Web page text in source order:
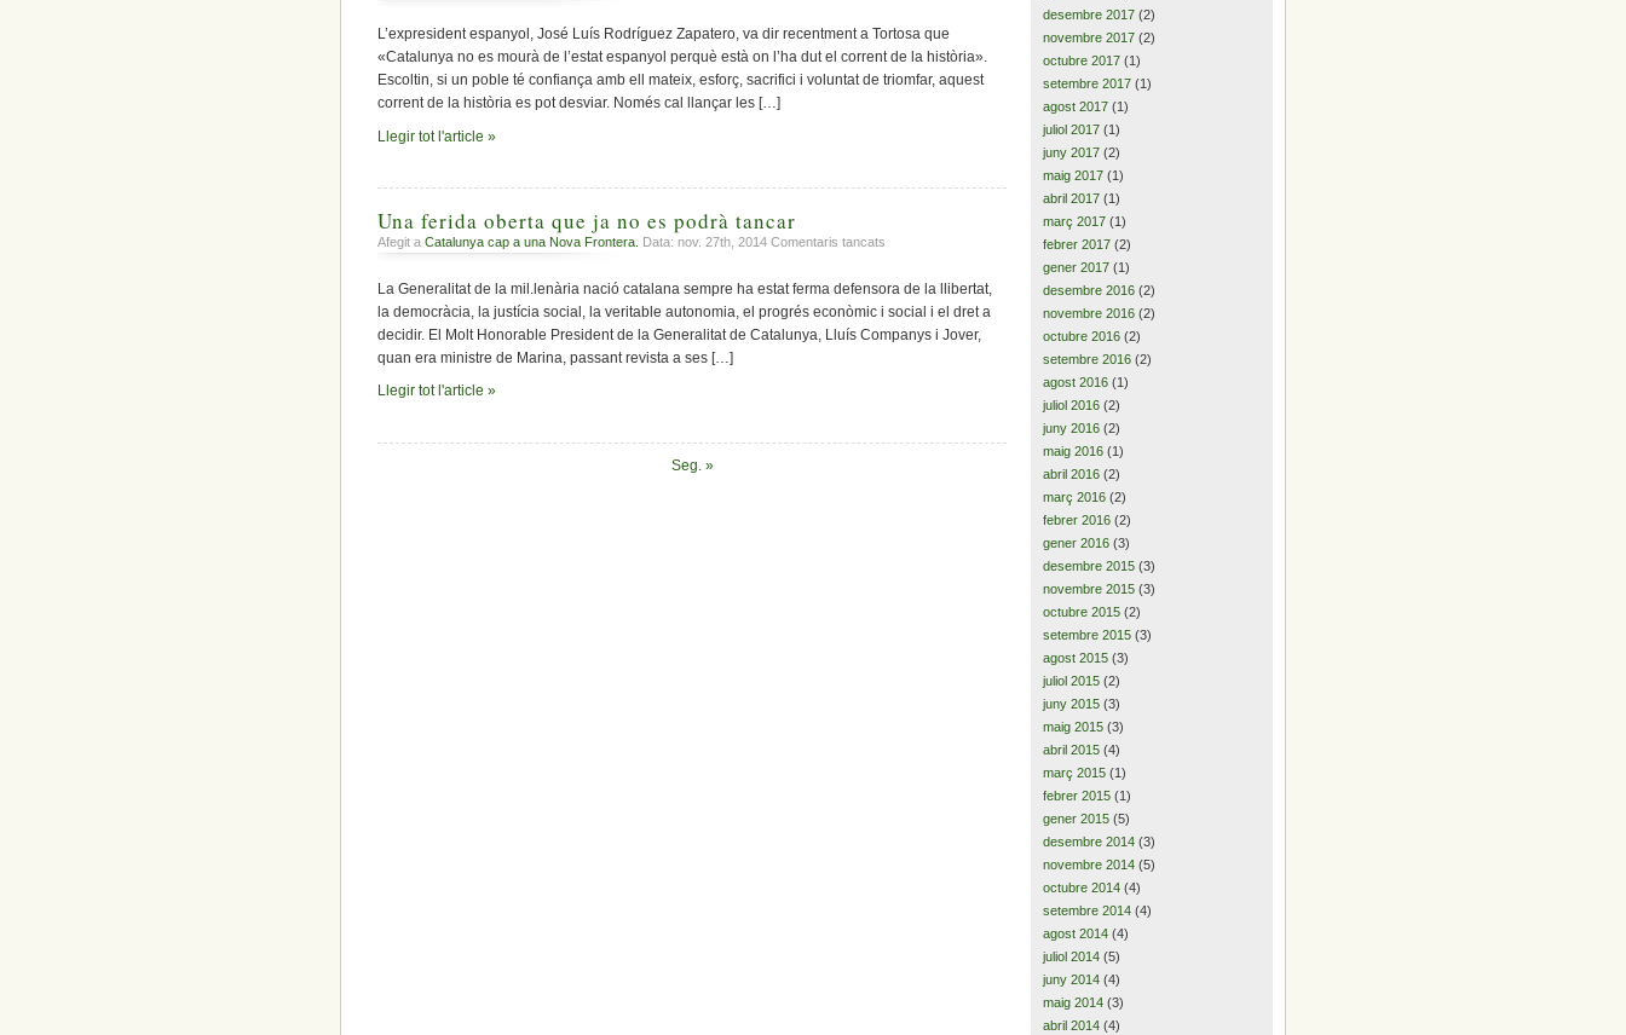
«el
corrent
la
catalana
L’expresident espanyol, José Luís Rodríguez Zapatero, va dir recentment a Tortosa que
«Catalunya no es mourà de l’estat espanyol perquè està on l’ha dut el corrent de la història».
Escoltin, si un poble té confiança amb ell mateix, esforç, sacrifici i voluntat de triomfar, aquest
corrent de la història es pot desviar. Només cal llançar les […]
Llegir tot l'article »
Una ferida oberta que ja no es podrà tancar
Afegit a Catalunya cap a una Nova Frontera. Data: nov. 27th, 2014 Comentaris tancats
ferida
oberta
ja
La Generalitat de la mil.lenària nació catalana sempre ha estat ferma defensora de la llibertat,
la democràcia, la justícia social, la veritable autonomia, el progrés econòmic i social i el dret a
decidir. El Molt Honorable President de la Generalitat de Catalunya, Lluís Companys i Jover,
quan era ministre de Marina, passant revista a ses […]
Llegir tot l'article »
Seg. »
desembre 2017 (2)
novembre 2017 (2)
octubre 2017 (1)
setembre 2017 (1)
agost 2017 (1)
juliol 2017 (1)
juny 2017 (2)
maig 2017 (1)
abril 2017 (1)
març 2017 (1)
febrer 2017 (2)
gener 2017 (1)
desembre 2016 (2)
novembre 2016 (2)
octubre 2016 (2)
setembre 2016 (2)
agost 2016 (1)
juliol 2016 (2)
juny 2016 (2)
maig 2016 (1)
abril 2016 (2)
març 2016 (2)
febrer 2016 (2)
gener 2016 (3)
desembre 2015 (3)
novembre 2015 (3)
octubre 2015 (2)
setembre 2015 (3)
agost 2015 (3)
juliol 2015 (2)
juny 2015 (3)
maig 2015 (3)
abril 2015 (4)
març 2015 (1)
febrer 2015 (1)
gener 2015 (5)
desembre 2014 (3)
novembre 2014 (5)
octubre 2014 (4)
setembre 2014 (4)
agost 2014 (4)
juliol 2014 (5)
juny 2014 (4)
maig 2014 (3)
abril 2014 (4)